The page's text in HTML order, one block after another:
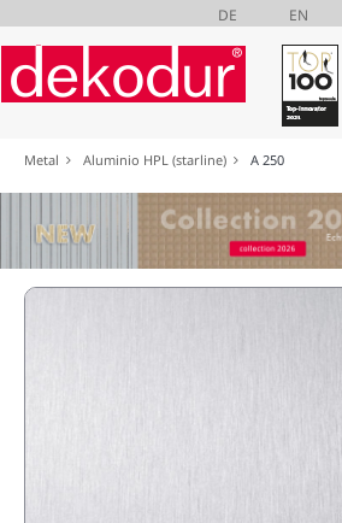
DE EN
navegación
Metal Aluminio HPL (starline) A 250